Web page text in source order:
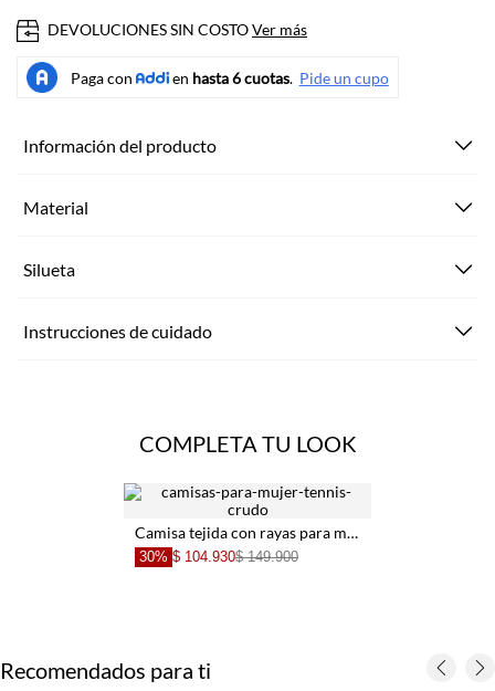
DEVOLUCIONES SIN COSTOVer más
Información del producto
Material
Silueta
Instrucciones de cuidado
COMPLETA TU LOOK
Camisa tejida con rayas para mujer
30% $ 104.930$ 149.900
Recomendados para ti